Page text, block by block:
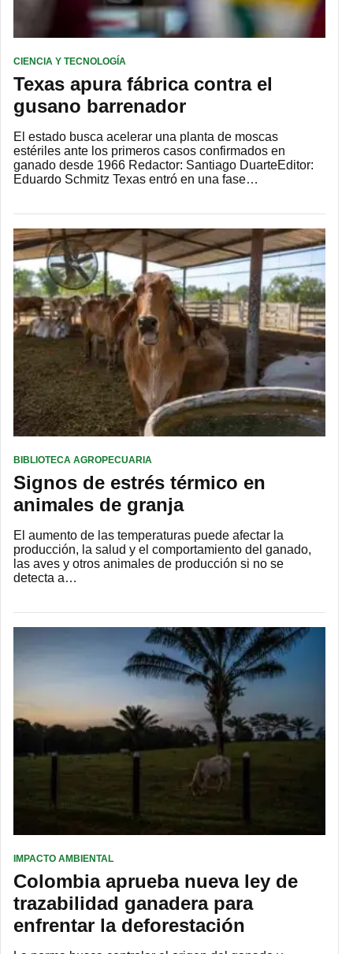
CIENCIA Y TECNOLOGÍA
Texas apura fábrica contra el
gusano barrenador
El estado busca acelerar una planta de moscas
estériles ante los primeros casos confirmados en
ganado desde 1966 Redactor: Santiago DuarteEditor:
Eduardo Schmitz Texas entró en una fase…
BIBLIOTECA AGROPECUARIA
Signos de estrés térmico en
animales de granja
El aumento de las temperaturas puede afectar la
producción, la salud y el comportamiento del ganado,
las aves y otros animales de producción si no se
detecta a…
IMPACTO AMBIENTAL
Colombia aprueba nueva ley de
trazabilidad ganadera para
enfrentar la deforestación